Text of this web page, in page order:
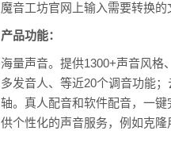
魔音工坊官网上输入需要转换的
产品功能：
海量声音。提供1300+声音风格
多发音人、等近20个调音功能
轴。真人配音和软件配音，一
供个性化的声音服务，例如克隆